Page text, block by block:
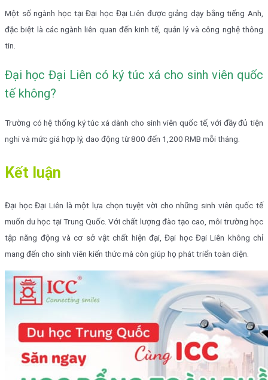
Một số ngành học tại Đại học Đại Liên được giảng dạy bằng tiếng Anh,
đặc biệt là các ngành liên quan đến kinh tế, quản lý và công nghệ thông
tin.
Đại học Đại Liên có ký túc xá cho sinh viên quốc
tế không?
Trường có hệ thống ký túc xá dành cho sinh viên quốc tế, với đầy đủ tiện
nghi và mức giá hợp lý, dao động từ 800 đến 1,200 RMB mỗi tháng.
Kết luận
Đại học Đại Liên là một lựa chọn tuyệt vời cho những sinh viên quốc tế
muốn du học tại Trung Quốc. Với chất lượng đào tạo cao, môi trường học
tập năng động và cơ sở vật chất hiện đại, Đại học Đại Liên không chỉ
mang đến cho sinh viên kiến thức mà còn giúp họ phát triển toàn diện.